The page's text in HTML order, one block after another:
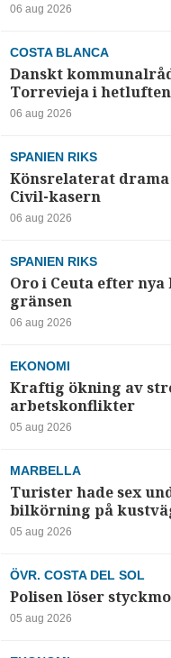
06 aug 2026
COSTA BLANCA
Danskt
Torrevieja i hetluften
06 aug 2026
SPANIEN RIKS
Könsrelaterat
Civil-kasern
06 aug 2026
SPANIEN RIKS
Oro i Ceuta efter
gränsen
06 aug 2026
EKONOMI
Kraftig ökning av
arbetskonflikter
05 aug 2026
MARBELLA
Turister hade sex
bilkörning på
05 aug 2026
ÖVR. COSTA DEL SOL
Polisen löser
05 aug 2026